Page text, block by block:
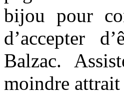
bijou pour
d’accepter
Balzac.
moindre